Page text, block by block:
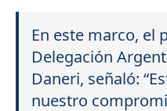
En este marco, el
Delegación
Daneri, señaló:
nuestro